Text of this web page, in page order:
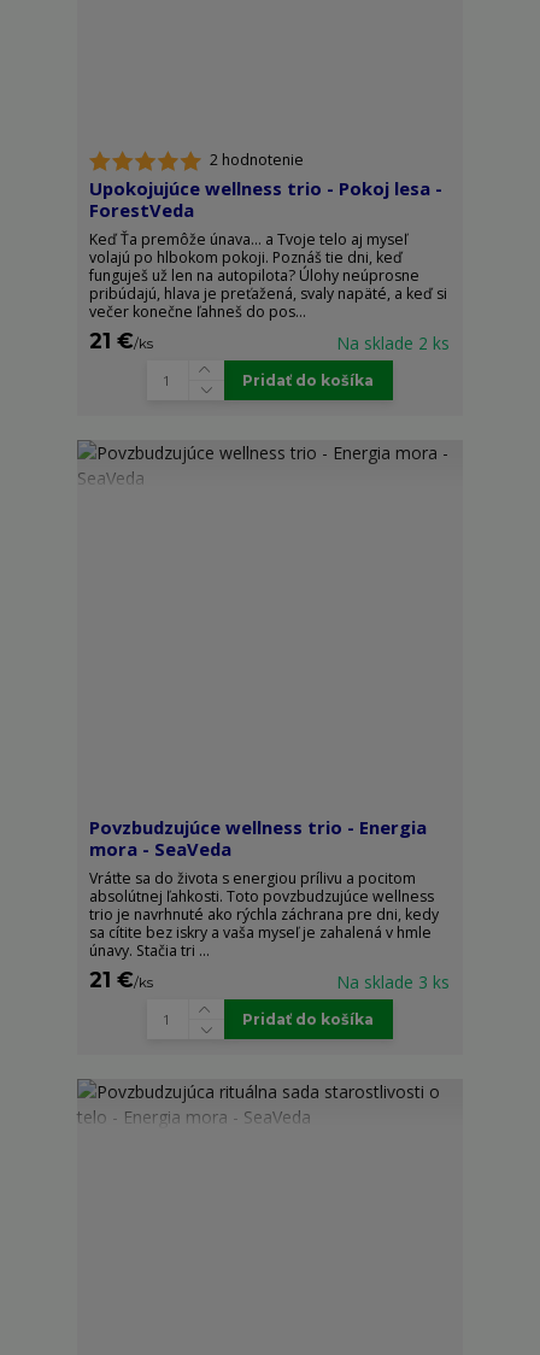
2 hodnotenie
Upokojujúce wellness trio - Pokoj lesa -
ForestVeda
Keď Ťa premôže únava... a Tvoje telo aj myseľ
volajú po hlbokom pokoji. Poznáš tie dni, keď
funguješ už len na autopilota? Úlohy neúprosne
pribúdajú, hlava je preťažená, svaly napäté, a keď si
večer konečne ľahneš do pos...
21 €/ks Na sklade 2 ks
Pridať do košíka
Povzbudzujúce wellness trio - Energia
mora - SeaVeda
Vráťte sa do života s energiou prílivu a pocitom
absolútnej ľahkosti. Toto povzbudzujúce wellness
trio je navrhnuté ako rýchla záchrana pre dni, kedy
sa cítite bez iskry a vaša myseľ je zahalená v hmle
únavy. Stačia tri ...
21 €/ks Na sklade 3 ks
Pridať do košíka